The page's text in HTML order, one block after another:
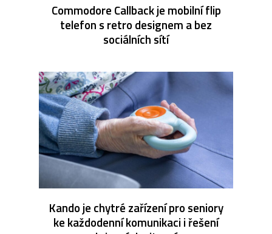
Commodore Callback je mobilní flip
telefon s retro designem a bez
sociálních sítí
Kando je chytré zařízení pro seniory
ke každodenní komunikaci i řešení